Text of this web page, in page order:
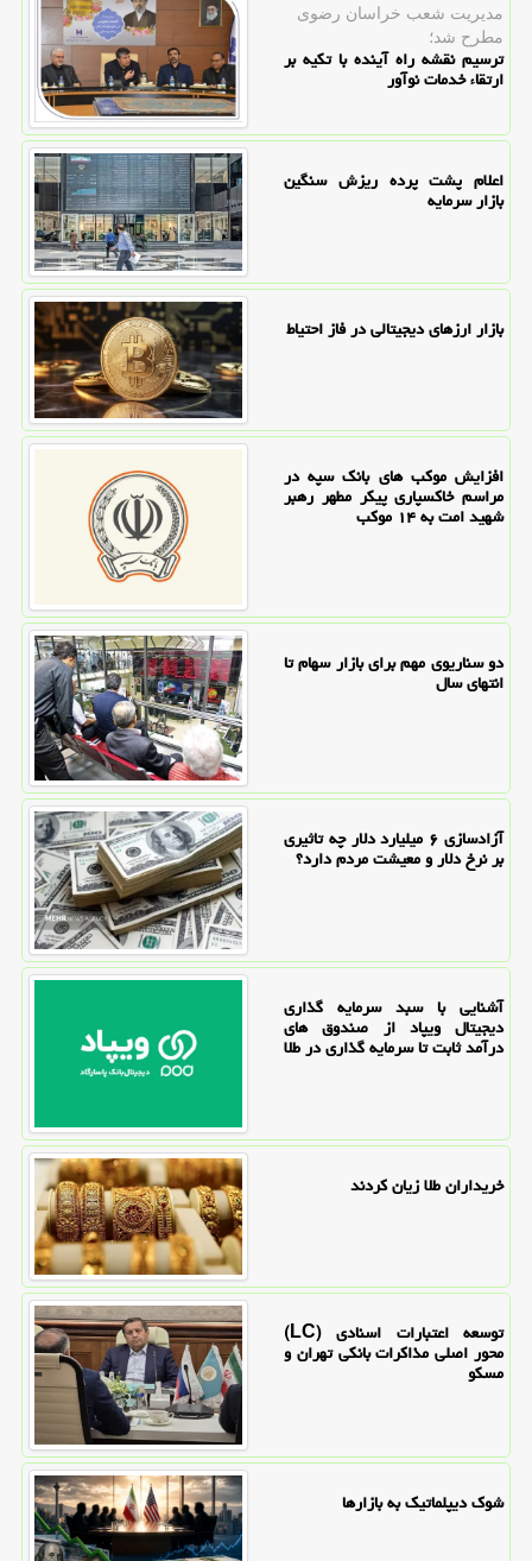
مدیریت شعب خراسان رضوی
مطرح شد؛
ترسیم نقشه راه آینده با تکیه بر
ارتقاء خدمات نوآور
اعلام پشت پرده ریزش سنگین
بازار سرمایه
بازار ارزهای دیجیتالی در فاز احتیاط
افزایش موکب های بانک سپه در
مراسم خاکسپاری پیکر مطهر رهبر
شهید امت به ۱۴ موکب
دو سناریوی مهم برای بازار سهام تا
انتهای سال
آزادسازی ۶ میلیارد دلار چه تاثیری
بر نرخ دلار و معیشت مردم دارد؟
آشنایی با سبد سرمایه گذاری
دیجیتال ویپاد از صندوق های
درآمد ثابت تا سرمایه گذاری در طلا
خریداران طلا زیان کردند
توسعه اعتبارات اسنادی (LC)
محور اصلی مذاکرات بانکی تهران و
مسکو
شوک دیپلماتیک به بازارها